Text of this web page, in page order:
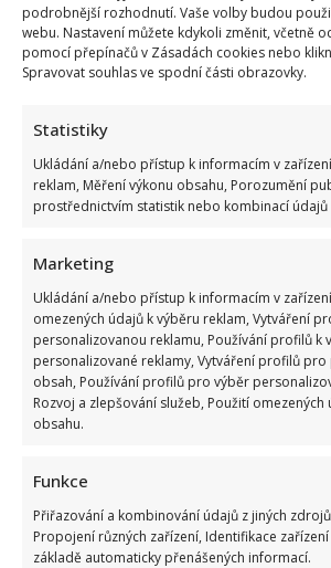
podrobnější rozhodnutí. Vaše volby budou
webu. Nastavení můžete kdykoli změnit, včetně
pomocí přepínačů v Zásadách cookies nebo
Spravovat souhlas ve spodní části obrazovky.
Statistiky
Ukládání a/nebo přístup k informacím v
reklam, Měření výkonu obsahu, Porozumění
prostřednictvím statistik nebo kombinací údajů
Marketing
Ukládání a/nebo přístup k informacím v
omezených údajů k výběru reklam, Vytváření
personalizovanou reklamu, Používání profilů k
personalizované reklamy, Vytváření profilů
obsah, Používání profilů pro výběr
Rozvoj a zlepšování služeb, Použití omezených
obsahu.
Funkce
Přiřazování a kombinování údajů z jiných
Propojení různých zařízení, Identifikace zařízení
základě automaticky přenášených informací.